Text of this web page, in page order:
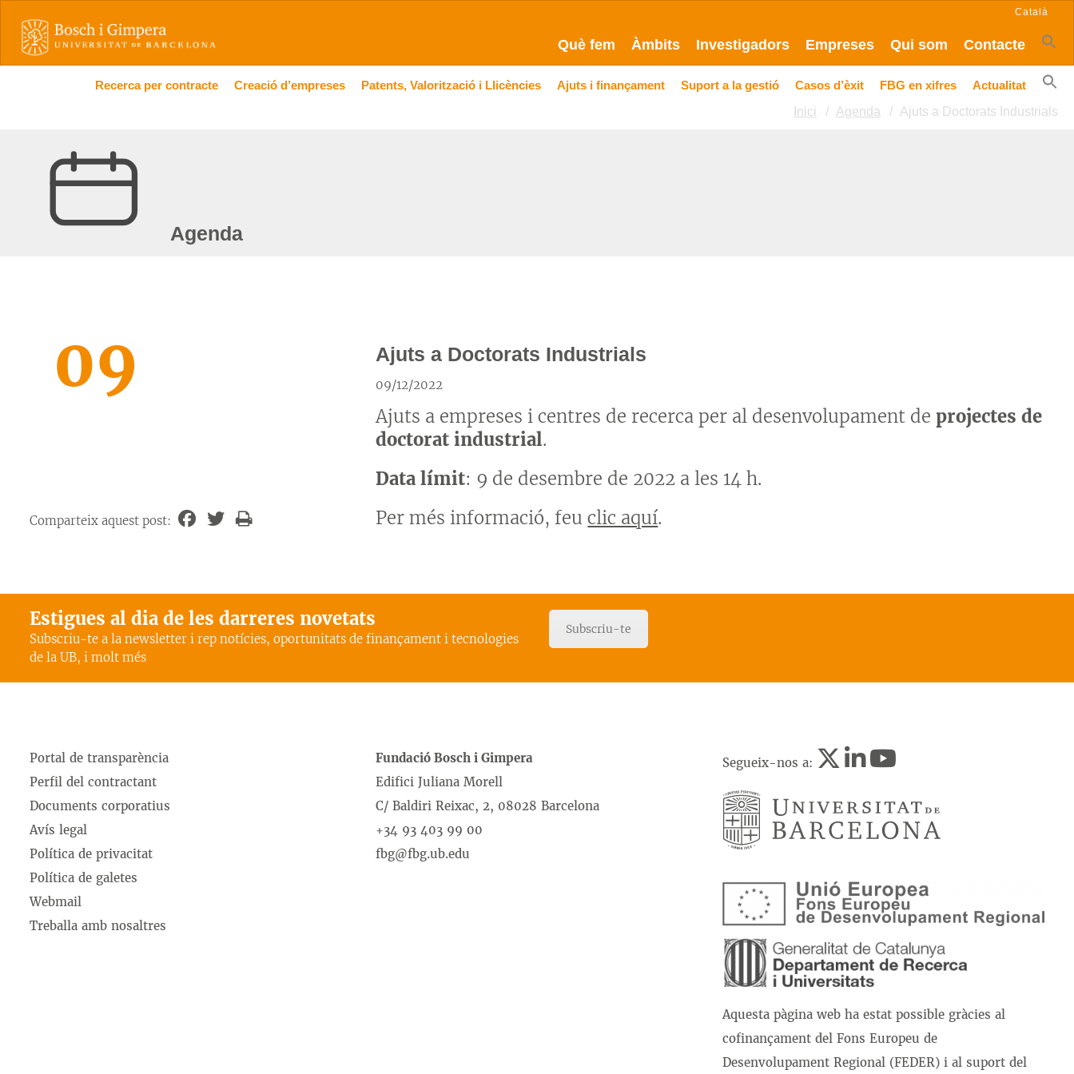
Què fem Àmbits Investigadors Empreses Qui som Contacte
Català
Recerca per contracte Creació d’empreses Patents, Valorització i Llicències Ajuts i finançament Suport a la gestió Casos d’èxit FBG en xifres
Actualitat
Inici
Agenda Ajuts a Doctorats Industrials
Agenda
09 Ajuts a Doctorats Industrials
09/12/2022
Ajuts a empreses i centres de recerca per al desenvolupament deprojectes de
doctorat industrial.
Data límit: 9 de desembre de 2022 a les 14 h.
Per més informació, feuclic aquí.
Comparteix aquest post:
Estigues al dia de les darreres novetats
Subscriu-te a la newsletter i rep notícies, oportunitats de finançament i tecnologies
de la UB, i molt més
Subscriu-te
Portal de transparència
Perfil del contractant
Documents corporatius
Avís legal
Política de privacitat
Política de galetes
Webmail
Treballa amb nosaltres
Fundació Bosch i Gimpera
Edifici Juliana Morell
C/ Baldiri Reixac, 2, 08028 Barcelona
+34 93 403 99 00
fbg@fbg.ub.edu
Segueix-nos a:
Aquesta pàgina web ha estat possible gràcies al
cofinançament del Fons Europeu de
Desenvolupament Regional (FEDER) i al suport del